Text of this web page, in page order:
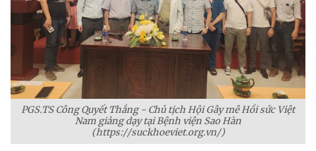
PGS.TS Công Quyết Thắng - Chủ tịch Hội Gây mê Hồi sức Việt
Nam giảng dạy tại Bệnh viện Sao Hàn
(https://suckhoeviet.org.vn/)